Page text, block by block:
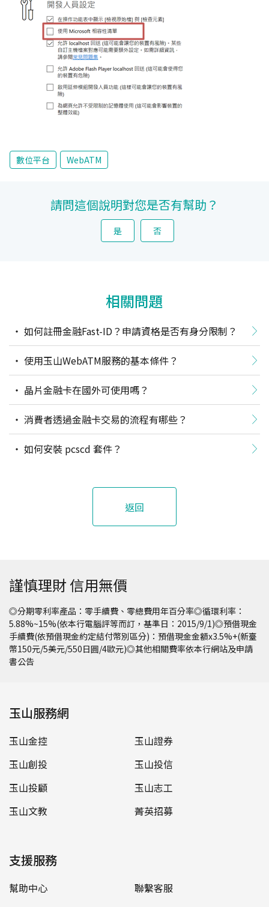
數位平台 WebATM
請問這個說明對您是否有幫助？
是 否
相關問題
如何註冊金融Fast-ID？申請資格是否有身分限制？
使用玉山WebATM服務的基本條件？
晶片金融卡在國外可使用嗎？
消費者透過金融卡交易的流程有哪些？
如何安裝 pcscd 套件？
返回
謹慎理財 信用無價
◎分期零利率產品：零手續費、零總費用年百分率◎循環利率：
5.88%~15%(依本行電腦評等而訂，基準日：2015/9/1)◎預借現金
手續費(依預借現金約定結付幣別區分)：預借現金金額x3.5%+(新臺
幣150元/5美元/550日圓/4歐元)◎其他相關費率依本行網站及申請
書公告
玉山服務網
玉山金控
玉山證券
玉山創投
玉山投信
玉山投顧
玉山志工
玉山文教
菁英招募
支援服務
幫助中心
聯繫客服